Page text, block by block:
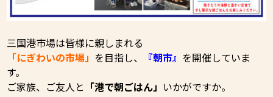
三国港市場は皆様に親しまれる
「にぎわいの市場」 を目指し、 『朝市』 を開催していま
す。
ご家族、ご友人と 「港で朝ごはん」 いかがですか。